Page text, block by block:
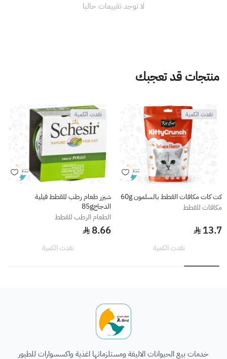
لا توجد تقييمات حاليا
منتجات قد تعجبك
نفدت الكمية
كت كات مكافات القطط بالسلمون 60g
مكافات للقطط
13.7
نفدت الكمية
نفدت الكمية
شيزر طعام رطب للقطط فيلية
الدجاج85g
الطعام الرطب للقطط
8.66
نفدت الكمية
خدمات بيع الحيوانات الاليفة ومستلزماتها اغذية واكسسوارات للطيور